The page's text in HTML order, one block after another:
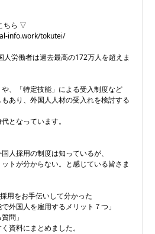
ら ▽
tokutei/
労働者は過去最高の172万人を超えま
、「特定技能」による受入制度など
あり、外国人人材の受入れを検討する
となっています。
人採用の制度は知っているが、
トが分からない。と感じている皆さま
用をお手伝いして分かった
国人を雇用するメリット７つ」
問」
資料にまとめました。